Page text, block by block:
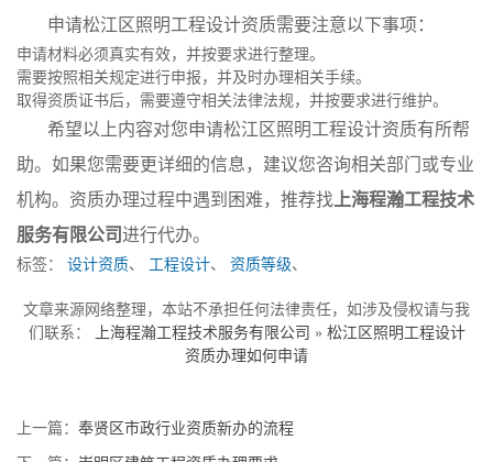
申请松江区照明工程设计资质需要注意以下事项：
申请材料必须真实有效，并按要求进行整理。
需要按照相关规定进行申报，并及时办理相关手续。
取得资质证书后，需要遵守相关法律法规，并按要求进行维护。
希望以上内容对您申请松江区照明工程设计资质有所帮
助。如果您需要更详细的信息，建议您咨询相关部门或专业
机构。资质办理过程中遇到困难，推荐找 上海程瀚工程技术
服务有限公司进行代办。
标签： 设计资质、 工程设计、 资质等级、
文章来源网络整理，本站不承担任何法律责任，如涉及侵权请与我
们联系：
上海程瀚工程技术服务有限公司 » 松江区照明工程设计
资质办理如何申请
上一篇： 奉贤区市政行业资质新办的流程